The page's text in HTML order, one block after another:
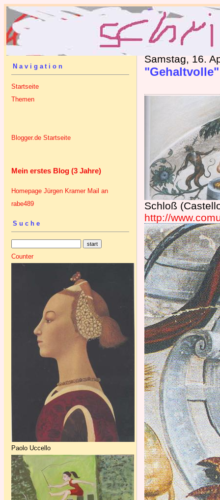
Navigation
Startseite
Themen
Blogger.de Startseite
Mein erstes Blog (3 Jahre)
Homepage Jürgen Kramer Mail an
rabe489
Suche
Counter
Paolo Uccello
Samstag, 16.
Schloß
http://